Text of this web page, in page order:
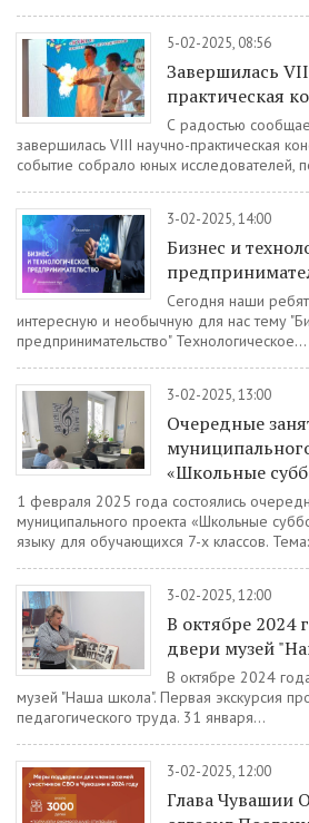
5-02-2025, 08:56
Завершилась
практическая
С радостью
завершилась VIII научно-практическая
событие собрало юных исследователей,
3-02-2025, 14:00
Бизнес и
Сегодня наши
интересную и необычную для нас тему
предпринимательство" Технологическое...
3-02-2025, 13:00
Очередные
«Школьные
1 февраля 2025 года состоялись
муниципального проекта «Школьные
языку для обучающихся 7-х классов.
3-02-2025, 12:00
В октябре 2024
двери музей
В октябре 2024
музей "Наша школа". Первая экскурсия
педагогического труда. 31 января...
3-02-2025, 12:00
Глава Чувашии